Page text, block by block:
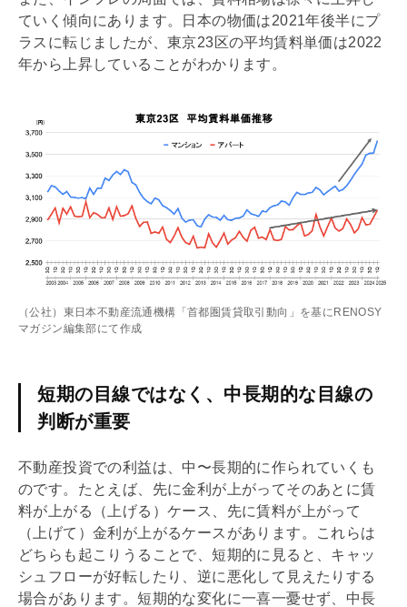
ていく傾向にあります。日本の物価は2021年後半にプ
ラスに転じましたが、東京23区の平均賃料単価は2022
年から上昇していることがわかります。
（公社）東日本不動産流通機構「首都圏賃貸取引動向」を基にRENOSY
マガジン編集部にて作成
短期の目線ではなく、中長期的な目線の
判断が重要
不動産投資での利益は、中〜長期的に作られていくも
のです。たとえば、先に金利が上がってそのあとに賃
料が上がる（上げる）ケース、先に賃料が上がって
（上げて）金利が上がるケースがあります。これらは
どちらも起こりうることで、短期的に見ると、キャッ
シュフローが好転したり、逆に悪化して見えたりする
場合があります。短期的な変化に一喜一憂せず、中長